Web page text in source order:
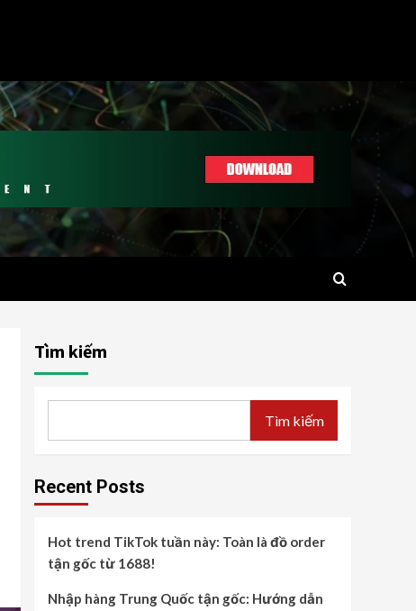
Tìm kiếm
Tìm kiếm
Recent Posts
Hot trend TikTok tuần này: Toàn là đồ order
tận gốc từ 1688!
Nhập hàng Trung Quốc tận gốc: Hướng dẫn